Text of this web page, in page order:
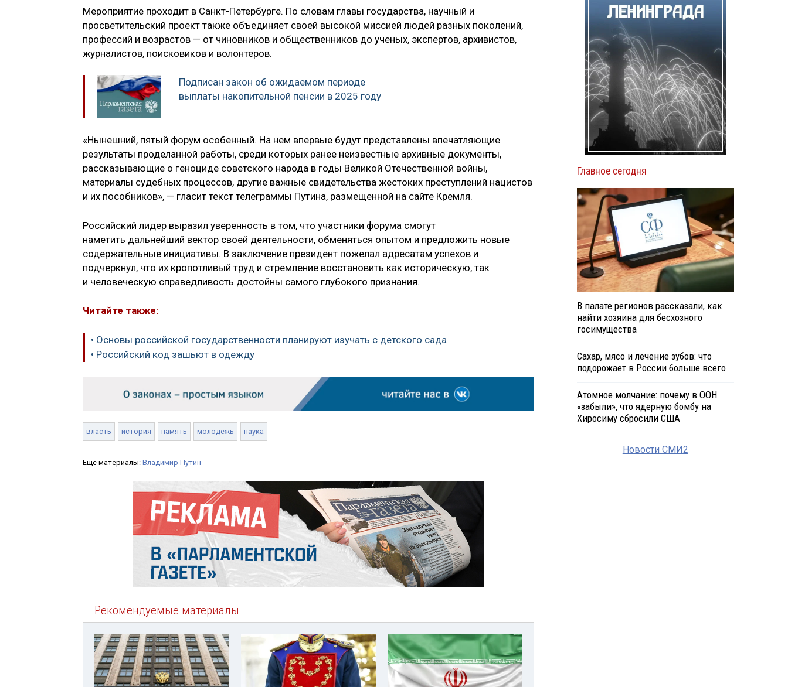
Мероприятие проходит в Санкт-Петербурге. По словам главы государства, научный и
просветительский проект также объединяет своей высокой миссией людей разных поколений,
профессий и возрастов — от чиновников и общественников до ученых, экспертов, архивистов,
журналистов, поисковиков и волонтеров.
Подписан закон об ожидаемом периоде
выплаты накопительной пенсии в 2025 году
«Нынешний, пятый форум особенный. На нем впервые будут представлены впечатляющие
результаты проделанной работы, среди которых ранее неизвестные архивные документы,
рассказывающие о геноциде советского народа в годы Великой Отечественной войны,
материалы судебных процессов, другие важные свидетельства жестоких преступлений нацистов
и их пособников», — гласит текст телеграммы Путина, размещенной на сайте Кремля.
Российский лидер выразил уверенность в том, что участники форума смогут
наметить дальнейший вектор своей деятельности, обменяться опытом и предложить новые
содержательные инициативы. В заключение президент пожелал адресатам успехов и
подчеркнул, что их кропотливый труд и стремление восстановить как историческую, так
и человеческую справедливость достойны самого глубокого признания.
Читайте также:
• Основы российской государственности планируют изучать с детского сада
• Российский код зашьют в одежду
власть история память молодежь наука
Ещё материалы: Владимир Путин
Рекомендуемые материалы
Главное сегодня
В палате регионов рассказали, как
найти хозяина для бесхозного
госимущества
Сахар, мясо и лечение зубов: что
подорожает в России больше всего
Атомное молчание: почему в ООН
«забыли», что ядерную бомбу на
Хиросиму сбросили США
Новости СМИ2